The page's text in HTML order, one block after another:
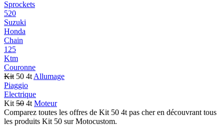
Sprockets
520
Suzuki
Honda
Chain
125
Ktm
Couronne
Kit 50 4t Allumage
Piaggio
Electrique
Kit 50 4t Moteur
Comparez toutes les offres de Kit 50 4t pas cher en découvrant tous
les produits Kit 50 sur Motocustom.